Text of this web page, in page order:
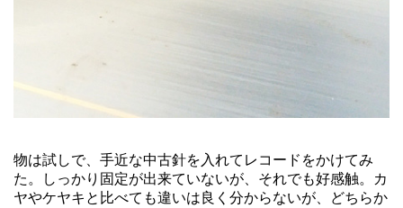
物は試しで、手近な中古針を入れてレコードをかけてみ
た。しっかり固定が出来ていないが、それでも好感触。カ
ヤやケヤキと比べても違いは良く分からないが、どちらか